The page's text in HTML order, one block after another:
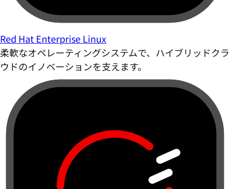
柔軟なオペレーティングシステムで、ハイブリッドクラ
ウドのイノベーションを支えます。